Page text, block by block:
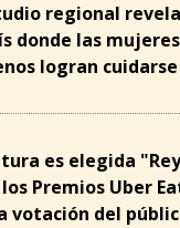
regional
donde las
logran cuidarse
es elegida
Premios Uber
votación del